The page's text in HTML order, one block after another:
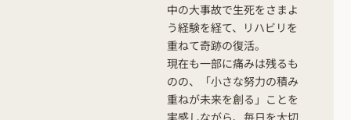
中の大事故で生死をさまよ
う経験を経て、リハビリを
重ねて奇跡の復活。
現在も一部に痛みは残るも
のの、「小さな努力の積み
重ねが未来を創る」ことを
実感しながら、毎日を大切